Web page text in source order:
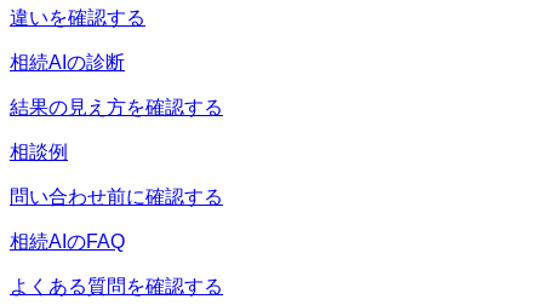
違いを確認する
相続AIの診断
結果の見え方を確認する
相談例
問い合わせ前に確認する
相続AIのFAQ
よくある質問を確認する